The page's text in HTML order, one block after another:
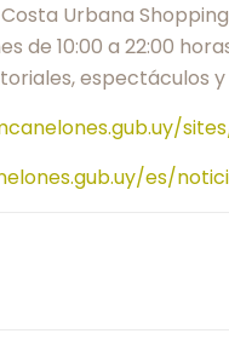
Urbana
de 10:00 a 22:00
espectáculos
es/